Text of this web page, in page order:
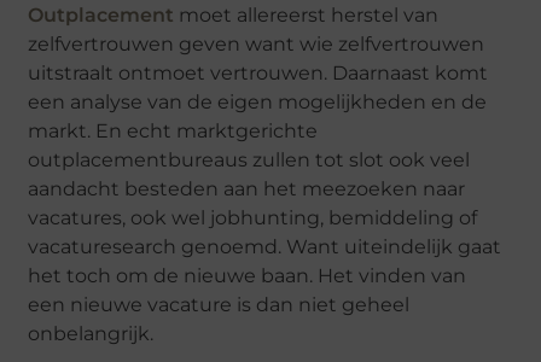
Outplacement moet allereerst herstel van
zelfvertrouwen geven want wie zelfvertrouwen
uitstraalt ontmoet vertrouwen. Daarnaast komt
een analyse van de eigen mogelijkheden en de
markt. En echt marktgerichte
outplacementbureaus zullen tot slot ook veel
aandacht besteden aan het meezoeken naar
vacatures, ook wel jobhunting, bemiddeling of
vacaturesearch genoemd. Want uiteindelijk gaat
het toch om de nieuwe baan. Het vinden van
een nieuwe vacature is dan niet geheel
onbelangrijk.